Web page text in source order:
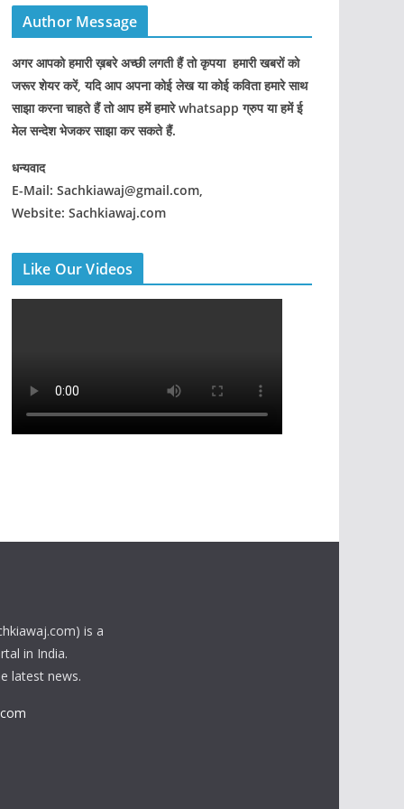
Author Message
अगर आपको हमारी ख़बरे अच्छी लगती हैं तो कृपया हमारी खबरों को
जरूर शेयर करें, यदि आप अपना कोई लेख या कोई कविता हमारे साथ
साझा करना चाहते हैं तो आप हमें हमारे whatsapp ग्रुप या हमें ई
मेल सन्देश भेजकर साझा कर सकते हैं.
धन्यवाद
E-Mail: Sachkiawaj@gmail.com,
Website: Sachkiawaj.com
Like Our Videos
is a
in India.
latest news.